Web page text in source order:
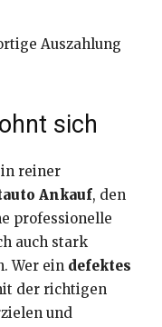
Auszahlung
sich
reiner
Ankauf, den
professionelle
auch stark
Wer ein defektes
der richtigen
und